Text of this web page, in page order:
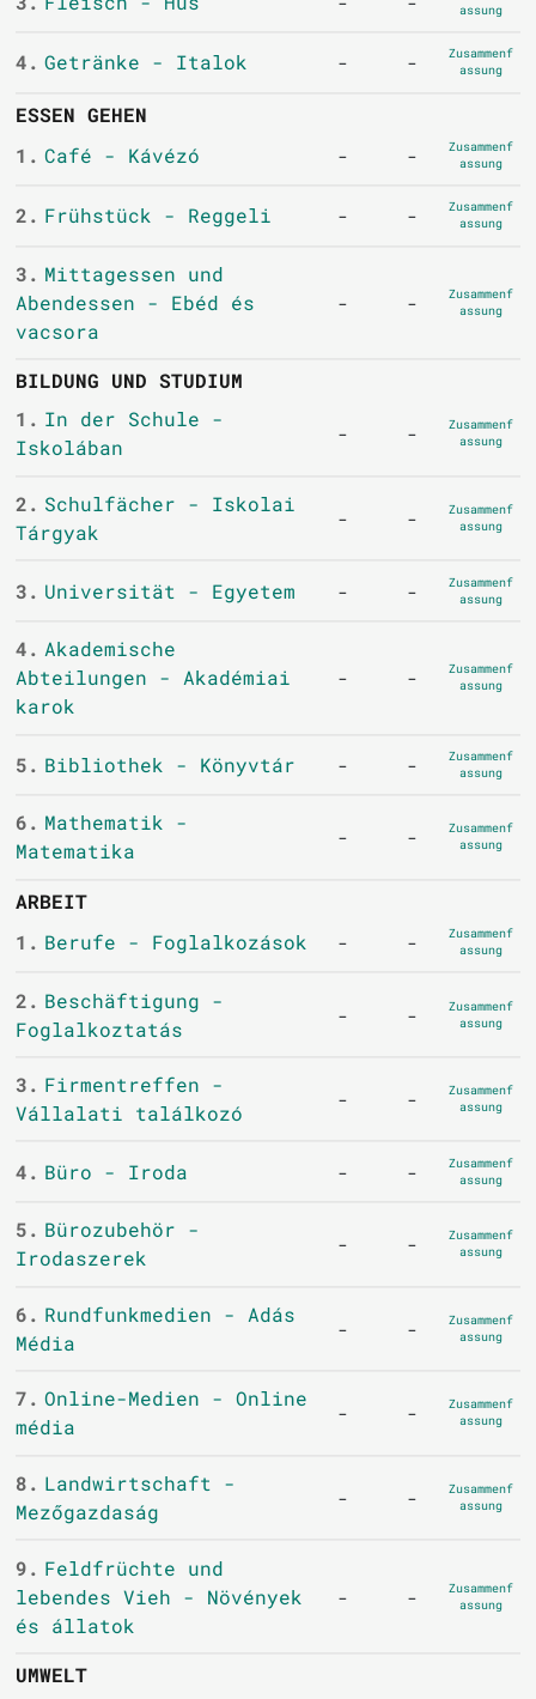
assung
4. Getränke - Italok - -
Zusammenf
assung
ESSEN GEHEN
1. Café - Kávézó - -
Zusammenf
assung
2. Frühstück - Reggeli - -
Zusammenf
assung
3. Mittagessen und
Abendessen - Ebéd és
vacsora
- -
Zusammenf
assung
BILDUNG UND STUDIUM
1. In der Schule -
Iskolában
- -
Zusammenf
assung
2. Schulfächer - Iskolai
Tárgyak
- -
Zusammenf
assung
3. Universität - Egyetem - -
Zusammenf
assung
4. Akademische
Abteilungen - Akadémiai
karok
- -
Zusammenf
assung
5. Bibliothek - Könyvtár - -
Zusammenf
assung
6. Mathematik -
Matematika
- -
Zusammenf
assung
ARBEIT
1. Berufe - Foglalkozások - -
Zusammenf
assung
2. Beschäftigung -
Foglalkoztatás
- -
Zusammenf
assung
3. Firmentreffen -
Vállalati találkozó
- -
Zusammenf
assung
4. Büro - Iroda - -
Zusammenf
assung
5. Bürozubehör -
Irodaszerek
- -
Zusammenf
assung
6. Rundfunkmedien - Adás
Média
- -
Zusammenf
assung
7. Online-Medien - Online
média
- -
Zusammenf
assung
8. Landwirtschaft -
Mezőgazdaság
- -
Zusammenf
assung
9. Feldfrüchte und
lebendes Vieh - Növények
és állatok
- -
Zusammenf
assung
UMWELT